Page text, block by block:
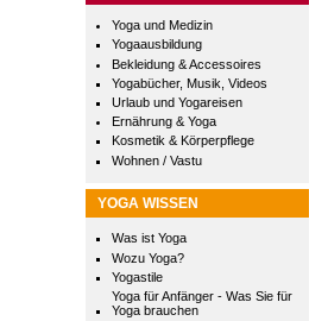
Yoga und Medizin
Yogaausbildung
Bekleidung & Accessoires
Yogabücher, Musik, Videos
Urlaub und Yogareisen
Ernährung & Yoga
Kosmetik & Körperpflege
Wohnen / Vastu
YOGA WISSEN
Was ist Yoga
Wozu Yoga?
Yogastile
Yoga für Anfänger - Was Sie für
Yoga brauchen